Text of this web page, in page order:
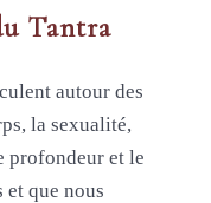
Tantra
autour des
la sexualité,
profondeur et le
que nous